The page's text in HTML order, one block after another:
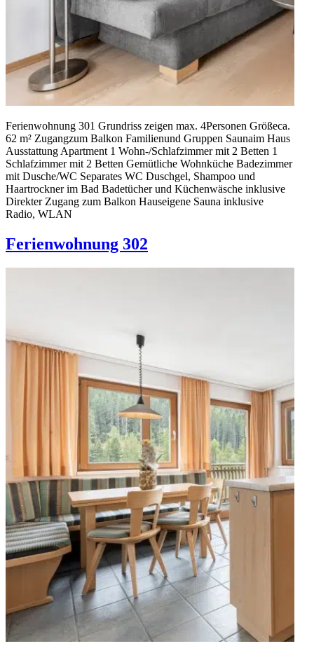
Ferienwohnung 301 Grundriss zeigen max. 4Personen Größeca.
62 m² Zugangzum Balkon Familienund Gruppen Saunaim Haus
Ausstattung Apartment 1 Wohn-/Schlafzimmer mit 2 Betten 1
Schlafzimmer mit 2 Betten Gemütliche Wohnküche Badezimmer
mit Dusche/WC Separates WC Duschgel, Shampoo und
Haartrockner im Bad Badetücher und Küchenwäsche inklusive
Direkter Zugang zum Balkon Hauseigene Sauna inklusive
Radio, WLAN
Ferienwohnung 302